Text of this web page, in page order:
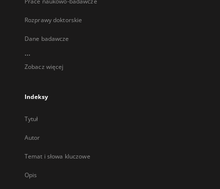
Rozprawy doktorskie
Dane badawcze
...
Zobacz więcej
Indeksy
Tytuł
Autor
Temat i słowa kluczowe
Opis